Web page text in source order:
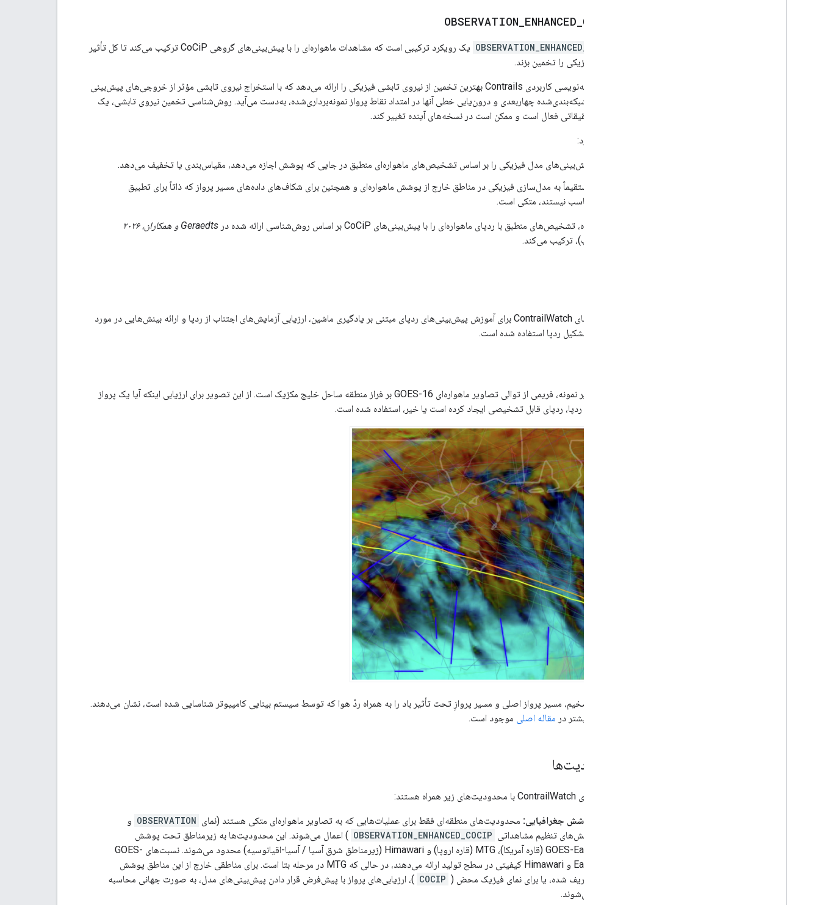
OBSERVATION ENHANCED COCIP
OBSERVATION_ENHANCED_COCIP
یک رویکرد ترکیبی است که مشاهدات ماهواره‌ای را با پیش‌بینی‌های گروهی CoCiP ترکیب می‌کند تا کل تأثیر
تابشی فیزیکی را تخمین بزند.
رابط برنامه‌نویسی کاربردی Contrails بهترین تخمین از نیروی تابشی فیزیکی را ارائه می‌دهد که با استخراج نیروی تابشی مؤثر از خروجی‌های پیش‌بینی
CoCiP شبکه‌بندی‌شده چهاربعدی و درون‌یابی خطی آنها در امتداد نقاط پرواز نمونه‌برداری‌شده، به‌دست می‌آید. روش‌شناسی تخمین نیروی تابشی، یک
حوزه تحقیقاتی فعال است و ممکن است در نسخه‌های آینده تغییر کند.
این رویکرد:
پیش‌بینی‌های مدل فیزیکی را بر اساس تشخیص‌های ماهواره‌ای منطبق در جایی که پوشش اجازه می‌دهد، مقیاس‌بندی یا تخفیف می‌دهد.
مستقیماً به مدل‌سازی فیزیکی در مناطق خارج از پوشش ماهواره‌ای و همچنین برای شکاف‌های داده‌های مسیر پرواز که ذاتاً برای تطبیق
مناسب نیستند، متکی است.
این دیدگاه، تشخیص‌های منطبق با ردپای ماهواره‌ای را با پیش‌بینی‌های CoCiP بر اساس روش‌شناسی ارائه شده در
Geraedts و همکاران، ۲۰۲۶
(پیش‌چاپ)، ترکیب می‌کند.
از نسبت‌های ContrailWatch برای آموزش پیش‌بینی‌های ردپای مبتنی بر یادگیری ماشین، ارزیابی آزمایش‌های اجتناب از ردپا و ارائه بینش‌هایی در مورد
الگوهای تشکیل ردپا استفاده شده است.
این تصویر نمونه، فریمی از توالی تصاویر ماهواره‌ای GOES-16 بر فراز منطقه ساحل خلیج مکزیک است. از این تصویر برای ارزیابی اینکه آیا یک پرواز
اجتناب از ردپا، ردپای قابل تشخیصی ایجاد کرده است یا خیر، استفاده شده است.
خطوط ضخیم، مسیر پرواز اصلی و مسیر پروازِ تحت تأثیر باد را به همراه ردّ هوا که توسط سیستم بینایی کامپیوتر شناسایی شده است، نشان می‌دهند.
جزئیات بیشتر در مقاله اصلی موجود است.
محدودیت‌ها
انتساب‌های ContrailWatch با محدودیت‌های زیر همراه هستند:
پوشش جغرافیایی: محدودیت‌های منطقه‌ای فقط برای عملیات‌هایی که به تصاویر ماهواره‌ای متکی هستند (نمای OBSERVATION و
بخش‌های تنظیم مشاهداتی OBSERVATION_ENHANCED_COCIP ) اعمال می‌شوند. این محدودیت‌ها به زیرمناطق تحت پوشش
GOES-East (قاره آمریکا)، MTG (قاره اروپا) و Himawari (زیرمناطق شرق آسیا / آسیا-اقیانوسیه) محدود می‌شوند. نسبت‌های GOES-
East و Himawari کیفیتی در سطح تولید ارائه می‌دهند، در حالی که MTG در مرحله بتا است. برای مناطقی خارج از این مناطق پوشش
تعریف شده، یا برای نمای فیزیک محض ( COCIP )، ارزیابی‌های پرواز با پیش‌فرض قرار دادن پیش‌بینی‌های مدل، به صورت جهانی محاسبه
می‌شوند.